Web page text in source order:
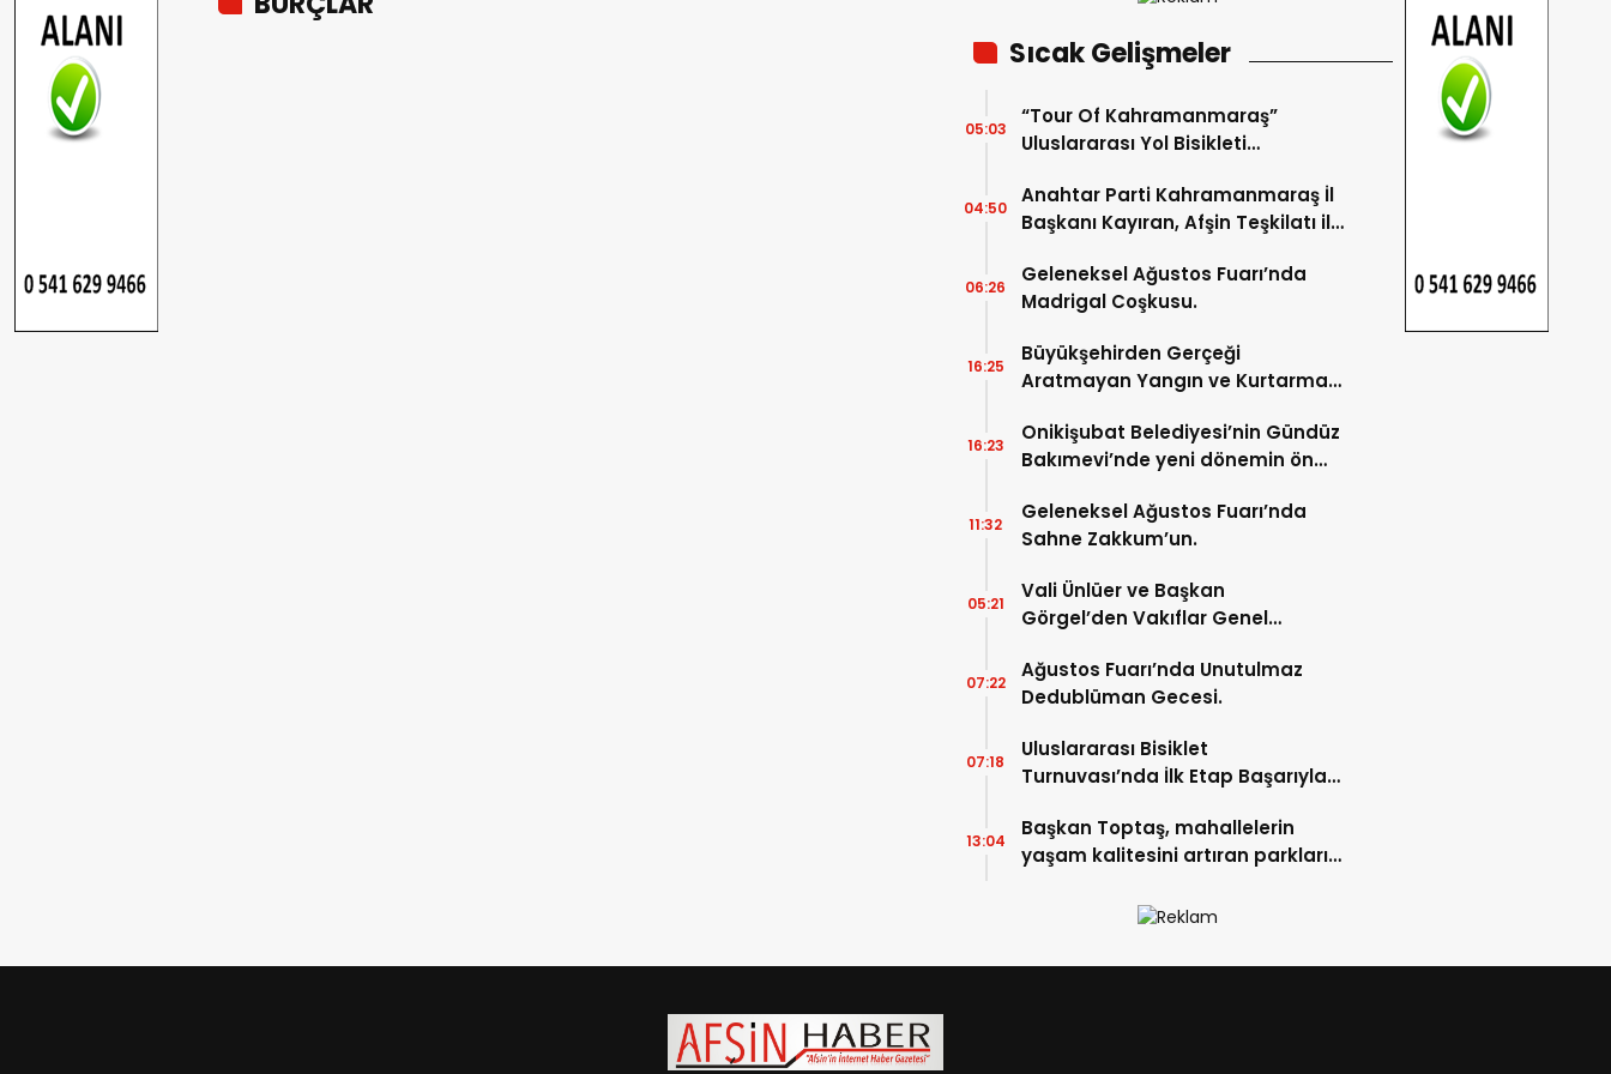
Sıcak Gelişmeler
“Tour Of Kahramanmaraş”
Uluslararası Yol Bisikleti
05:03
Anahtar Parti Kahramanmaraş İl
Başkanı Kayıran, Afşin Teşkilatı ile
04:50
Geleneksel Ağustos Fuarı’nda
Madrigal Coşkusu.
06:26
Büyükşehirden Gerçeği
Aratmayan Yangın ve Kurtarma
16:25
Onikişubat Belediyesi’nin Gündüz
Bakımevi’nde yeni dönemin ön
16:23
Geleneksel Ağustos Fuarı’nda
Sahne Zakkum’un.
11:32
Vali Ünlüer ve Başkan
Görgel’den Vakıflar Genel
05:21
Ağustos Fuarı’nda Unutulmaz
Dedublüman Gecesi.
07:22
Uluslararası Bisiklet
Turnuvası’nda İlk Etap Başarıyla
07:18
Başkan Toptaş, mahallelerin
yaşam kalitesini artıran parkları
13:04